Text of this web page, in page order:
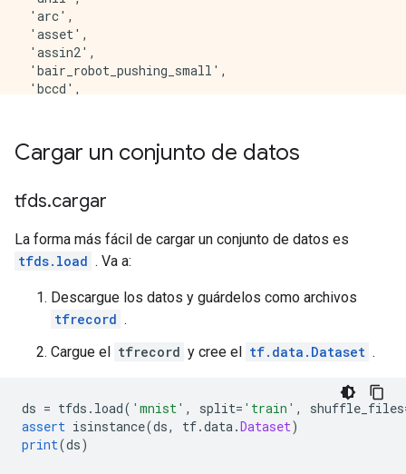
Cargar un conjunto de datos
tfds.cargar
La forma más fácil de cargar un conjunto de datos es
tfds.load . Va a:
Descargue los datos y guárdelos como archivos
tfrecord .
Cargue el tfrecord y cree el tf.data.Dataset .
ds = tfds . load( 'mnist' , split= 'train' , shuffle_files
assert isinstance(ds, tf.data.Dataset)
print(ds)